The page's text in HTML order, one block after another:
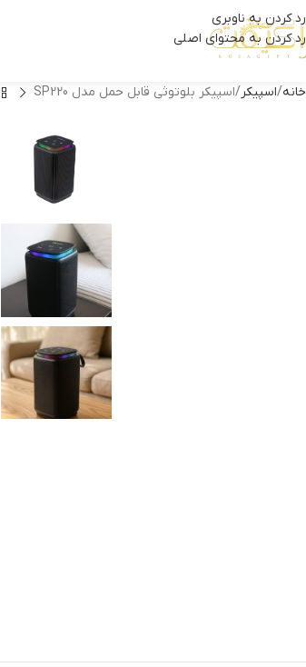
رد کردن به ناوبری
رد کردن به محتوای اصلی
خانه اسپیکر اسپیکر بلوتوثی قابل حمل مدل SP220